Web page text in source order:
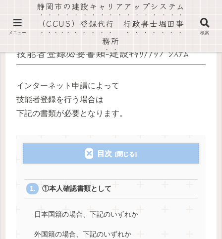
社会保険労務士法人静岡葵事務所・行政書士堀田事務所
技能者登録必要書類-建設ｷｬﾘｱｱｯﾌﾟｼｽﾃﾑ
インターネット申請によって
技能者登録を行う場合は
下記の書類が必要となります。
目次
①本人確認書類として
日本国籍の場合、下記のいずれか
外国籍の場合、下記のいずれか
メニュー
静岡市の建設キャリアアップシステム
（CCUS）登録代行 行政書士堀田事
務所
検索